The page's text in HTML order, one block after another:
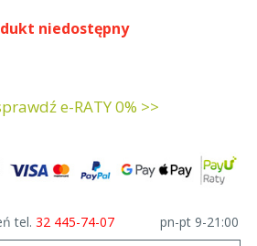
niedostępny
e-RATY 0% >>
tel. 32 445-74-07 pn-pt 9-21:00